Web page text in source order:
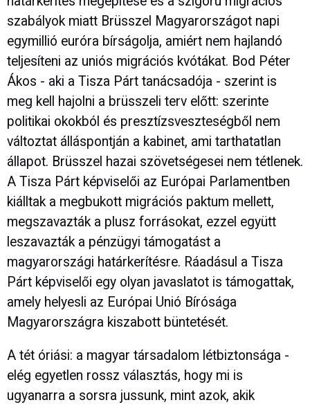
szabályok miatt Brüsszel Magyarországot napi
egymillió euróra bírságolja, amiért nem hajlandó
teljesíteni az uniós migrációs kvótákat. Bod Péter
Ákos - aki a Tisza Párt tanácsadója - szerint is
meg kell hajolni a brüsszeli terv előtt: szerinte
politikai okokból és presztízsveszteségből nem
változtat álláspontján a kabinet, ami tarthatatlan
állapot. Brüsszel hazai szövetségesei nem tétlenek.
A Tisza Párt képviselői az Európai Parlamentben
kiálltak a megbukott migrációs paktum mellett,
megszavazták a plusz forrásokat, ezzel együtt
leszavazták a pénzügyi támogatást a
magyarországi határkerítésre. Ráadásul a Tisza
Párt képviselői egy olyan javaslatot is támogattak,
amely helyesli az Európai Unió Bírósága
Magyarországra kiszabott büntetését.
A tét óriási: a magyar társadalom létbiztonsága -
elég egyetlen rossz választás, hogy mi is
ugyanarra a sorsra jussunk, mint azok, akik